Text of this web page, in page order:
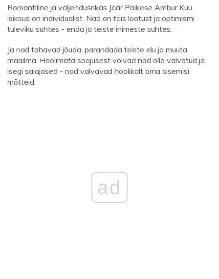
Romantiline ja väljendusrikas Jäär Päikese Ambur Kuu
isiksus on individualist. Nad on täis lootust ja optimismi
tuleviku suhtes - enda ja teiste inimeste suhtes.
Ja nad tahavad jõuda, parandada teiste elu ja muuta
maailma. Hoolimata soojusest võivad nad olla valvatud ja
isegi salajased - nad valvavad hoolikalt oma sisemisi
mõtteid.
ad